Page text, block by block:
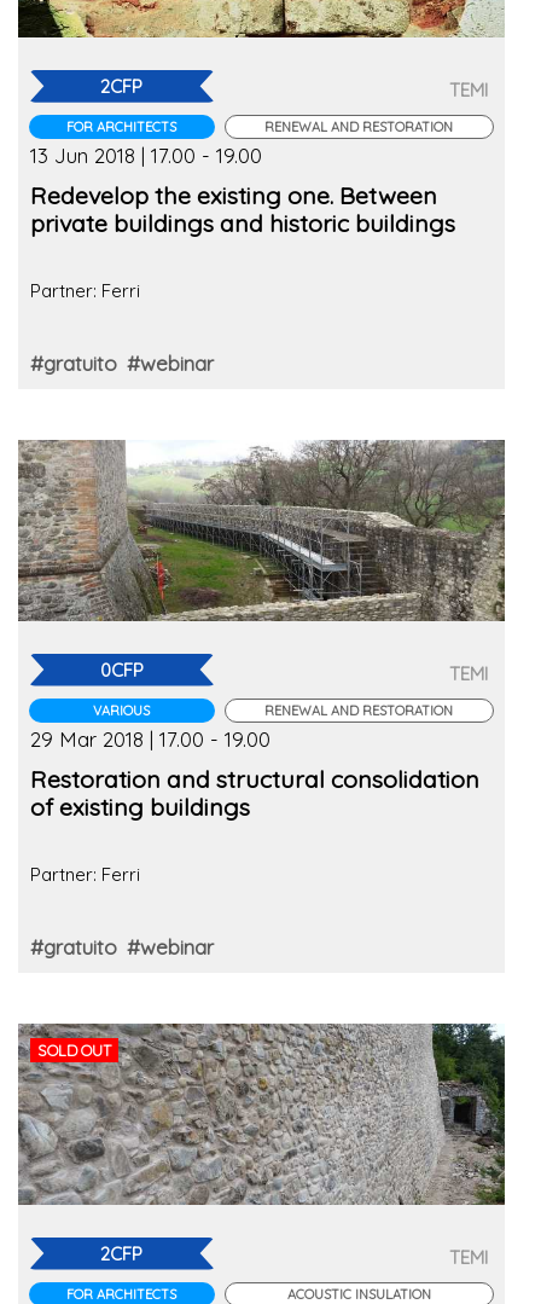
2CFP
FOR ARCHITECTS
TEMI
RENEWAL AND RESTORATION
13 Jun 2018 | 17.00 - 19.00
Redevelop the existing one. Between
private buildings and historic buildings
Partner: Ferri
#gratuito #webinar
0CFP
VARIOUS
TEMI
RENEWAL AND RESTORATION
29 Mar 2018 | 17.00 - 19.00
Restoration and structural consolidation
of existing buildings
Partner: Ferri
#gratuito #webinar
SOLD OUT
2CFP
FOR ARCHITECTS
TEMI
ACOUSTIC INSULATION